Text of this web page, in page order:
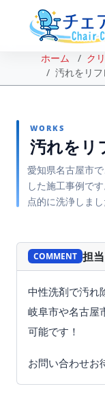
ホーム
ク
汚れをリ
WORKS
汚れを
愛知県名古屋市
した施工事例で
点的に洗浄しまし
BEFORE
COMMENT 担
中性洗剤で汚れ
岐阜市や名古屋
可能です！
お問い合わせお